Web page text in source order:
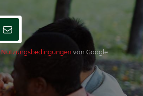
Nutzungsbedingungen von Google.